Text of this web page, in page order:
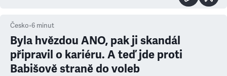
Česko•6 minut
Byla hvězdou ANO, pak ji skandál
připravil o kariéru. A teď jde proti
Babišově straně do voleb